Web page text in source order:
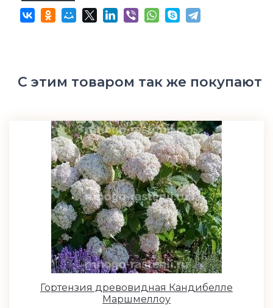
С этим товаром так же покупают
Гортензия древовидная Кандибелле
Маршмеллоу